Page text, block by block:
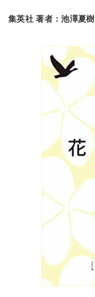
集英社 著者：池澤夏樹